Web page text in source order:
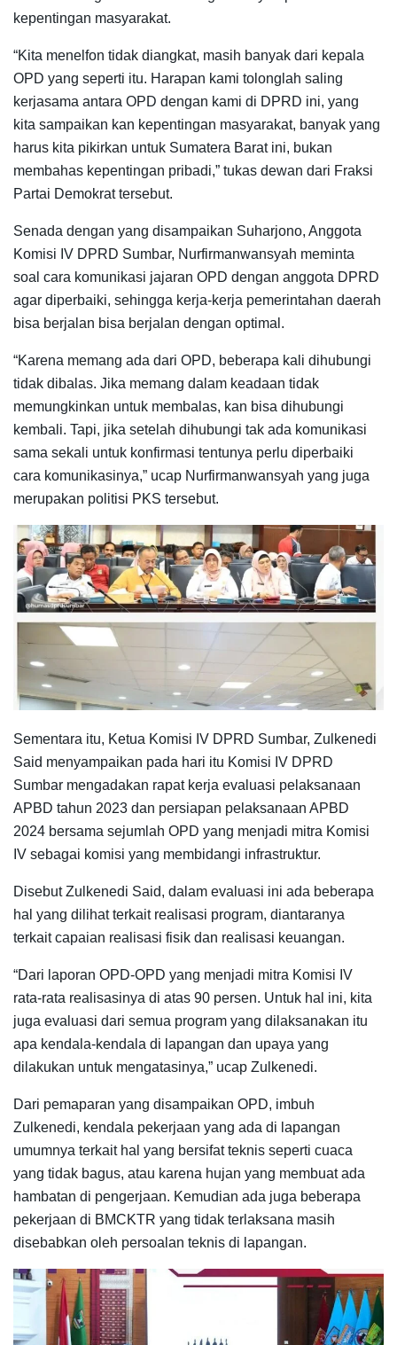
kepentingan masyarakat.
“Kita menelfon tidak diangkat, masih banyak dari kepala
OPD yang seperti itu. Harapan kami tolonglah saling
kerjasama antara OPD dengan kami di DPRD ini, yang
kita sampaikan kan kepentingan masyarakat, banyak yang
harus kita pikirkan untuk Sumatera Barat ini, bukan
membahas kepentingan pribadi,” tukas dewan dari Fraksi
Partai Demokrat tersebut.
Senada dengan yang disampaikan Suharjono, Anggota
Komisi IV DPRD Sumbar, Nurfirmanwansyah meminta
soal cara komunikasi jajaran OPD dengan anggota DPRD
agar diperbaiki, sehingga kerja-kerja pemerintahan daerah
bisa berjalan bisa berjalan dengan optimal.
“Karena memang ada dari OPD, beberapa kali dihubungi
tidak dibalas. Jika memang dalam keadaan tidak
memungkinkan untuk membalas, kan bisa dihubungi
kembali. Tapi, jika setelah dihubungi tak ada komunikasi
sama sekali untuk konfirmasi tentunya perlu diperbaiki
cara komunikasinya,” ucap Nurfirmanwansyah yang juga
merupakan politisi PKS tersebut.
Sementara itu, Ketua Komisi IV DPRD Sumbar, Zulkenedi
Said menyampaikan pada hari itu Komisi IV DPRD
Sumbar mengadakan rapat kerja evaluasi pelaksanaan
APBD tahun 2023 dan persiapan pelaksanaan APBD
2024 bersama sejumlah OPD yang menjadi mitra Komisi
IV sebagai komisi yang membidangi infrastruktur.
Disebut Zulkenedi Said, dalam evaluasi ini ada beberapa
hal yang dilihat terkait realisasi program, diantaranya
terkait capaian realisasi fisik dan realisasi keuangan.
“Dari laporan OPD-OPD yang menjadi mitra Komisi IV
rata-rata realisasinya di atas 90 persen. Untuk hal ini, kita
juga evaluasi dari semua program yang dilaksanakan itu
apa kendala-kendala di lapangan dan upaya yang
dilakukan untuk mengatasinya,” ucap Zulkenedi.
Dari pemaparan yang disampaikan OPD, imbuh
Zulkenedi, kendala pekerjaan yang ada di lapangan
umumnya terkait hal yang bersifat teknis seperti cuaca
yang tidak bagus, atau karena hujan yang membuat ada
hambatan di pengerjaan. Kemudian ada juga beberapa
pekerjaan di BMCKTR yang tidak terlaksana masih
disebabkan oleh persoalan teknis di lapangan.